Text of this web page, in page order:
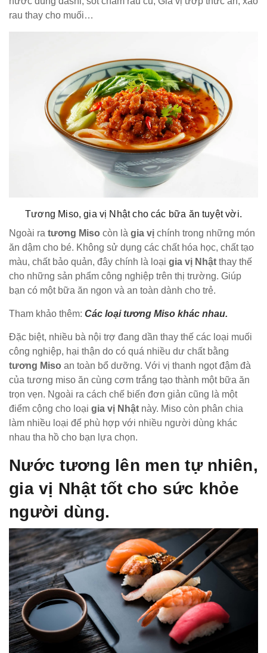
rau thay cho muối…
Tương Miso, gia vị Nhật cho các bữa ăn tuyệt vời.
Ngoài ra tương Miso còn là gia vị chính trong những món
ăn dậm cho bé. Không sử dụng các chất hóa học, chất tạo
màu, chất bảo quản, đây chính là loại gia vị Nhật thay thế
cho những sản phẩm công nghiệp trên thị trường. Giúp
bạn có một bữa ăn ngon và an toàn dành cho trẻ.
Tham khảo thêm: Các loại tương Miso khác nhau.
Đặc biệt, nhiều bà nội trợ đang dần thay thế các loại muối
công nghiệp, hại thận do có quá nhiều dư chất bằng
tương Miso an toàn bổ dưỡng. Với vị thanh ngọt đậm đà
của tương miso ăn cùng cơm trắng tạo thành một bữa ăn
trọn vẹn. Ngoài ra cách chế biến đơn giản cũng là một
điểm cộng cho loại gia vị Nhật này. Miso còn phân chia
làm nhiều loại để phù hợp với nhiều người dùng khác
nhau tha hồ cho bạn lựa chọn.
Nước tương lên men tự nhiên,
gia vị Nhật tốt cho sức khỏe
người dùng.